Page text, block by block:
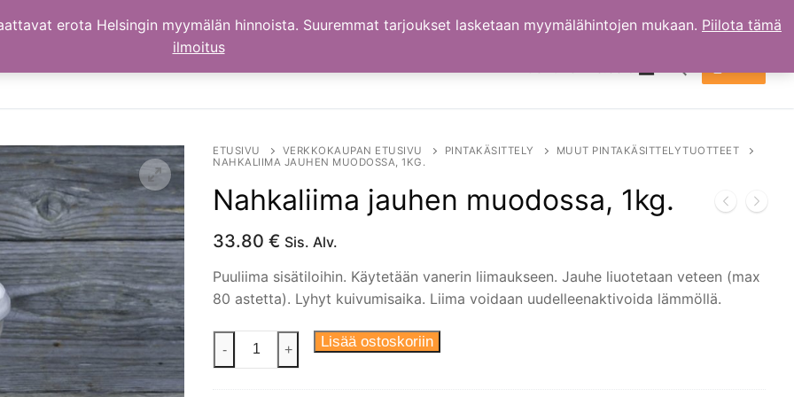
Hae:
ETUSIVU VERKKOKAUPAN ETUSIVU PINTAKÄSITTELY
MUUT PINTAKÄSITTELYTUOTTEET
NAHKALIIMA JAUHEN MUODOSSA, 1KG.
Nahkaliima jauhen muodossa, 1kg.
33.80 € Sis. Alv.
Puuliima sisätiloihin. Käytetään vanerin liimaukseen. Jauhe liuotetaan veteen (max
80 astetta). Lyhyt kuivumisaika. Liima voidaan uudelleenaktivoida lämmöllä.
Nahkaliima
jauhen
- + Lisää ostoskoriin
erota Helsingin myymälän hinnoista. Suuremmat tarjoukset lasketaan myymälähintojen mukaan. Piilota tämä
ilmoitus